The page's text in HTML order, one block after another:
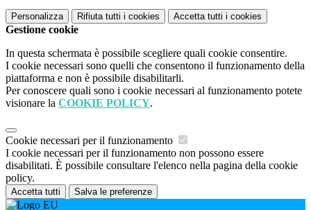
Personalizza Rifiuta tutti i cookies Accetta tutti i cookies
Gestione cookie
In questa schermata è possibile scegliere quali cookie consentire.
I cookie necessari sono quelli che consentono il funzionamento della
piattaforma e non è possibile disabilitarli.
Per conoscere quali sono i cookie necessari al funzionamento potete
visionare la COOKIE POLICY.
Cookie necessari per il funzionamento
I cookie necessari per il funzionamento non possono essere
disabilitati. È possibile consultare l'elenco nella pagina della cookie
policy.
Accetta tutti Salva le preferenze